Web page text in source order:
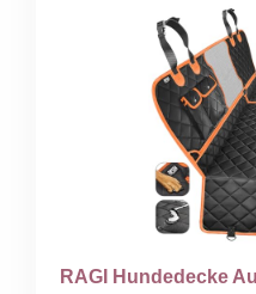
RAGI Hundedecke